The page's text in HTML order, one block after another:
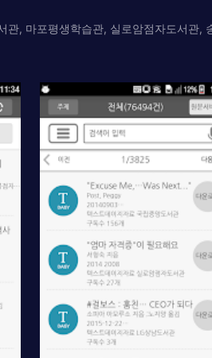
, 마포평생학습관, 실로암점자도서관,